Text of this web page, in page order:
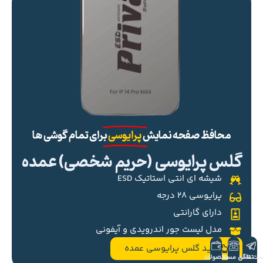
محافظ صفحه نمایشپرایوسیبرای تمام گوشی ها
گلس پرایوسی (حریم شخصی) عمده
شیشه ای انتی استاتیک ESD
پرایوسی ۲۸ درجه
دارای گارانتی
مدل لیست جور اندرویدی و آیفونی
خرید گلس پرایوسی عمده
تلگرام
تماس مستقیم
محصولات